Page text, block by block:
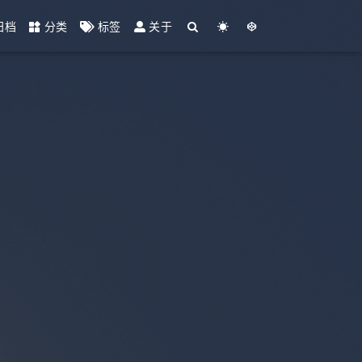
档 分类 标签 关于